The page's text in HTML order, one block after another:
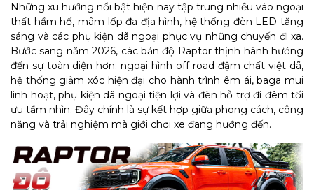
Những xu hướng nổi bật hiện nay tập trung nhiều vào ngoại
thất hầm hố, mâm-lốp đa địa hình, hệ thống đèn LED tăng
sáng và các phụ kiện dã ngoại phục vụ những chuyến đi xa.
Bước sang năm 2026, các bản độ Raptor thịnh hành hướng
đến sự toàn diện hơn: ngoại hình off-road đậm chất việt dã,
hệ thống giảm xóc hiện đại cho hành trình êm ái, baga mui
linh hoạt, phụ kiện dã ngoại tiện lợi và đèn hỗ trợ đi đêm tối
ưu tầm nhìn. Đây chính là sự kết hợp giữa phong cách, công
năng và trải nghiệm mà giới chơi xe đang hướng đến.